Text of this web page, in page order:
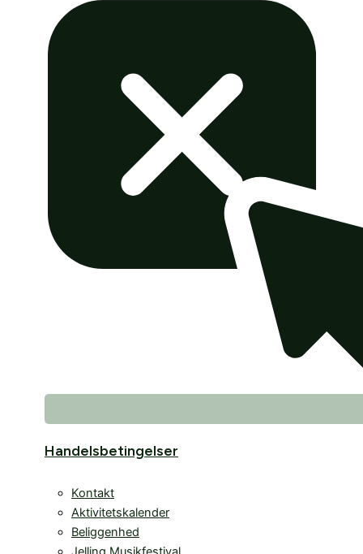
Handelsbetingelser
Kontakt
Aktivitetskalender
Beliggenhed